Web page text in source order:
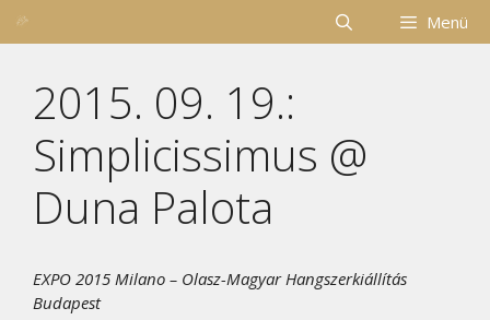
Kilépés
Menü
2015. 09. 19.:
Simplicissimus @
Duna Palota
EXPO 2015 Milano – Olasz-Magyar Hangszerkiállítás
Budapest